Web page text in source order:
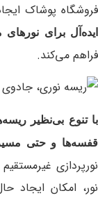
فروشگاه پوشاک
ایده‌آل برای
فراهم می‌کند.
با تنوع بی‌نظیر
قفسه‌ها و حتی
نورپردازی
نور، امکان